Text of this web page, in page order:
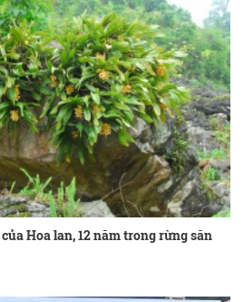
Hoa lan, 12 năm trong rừng săn